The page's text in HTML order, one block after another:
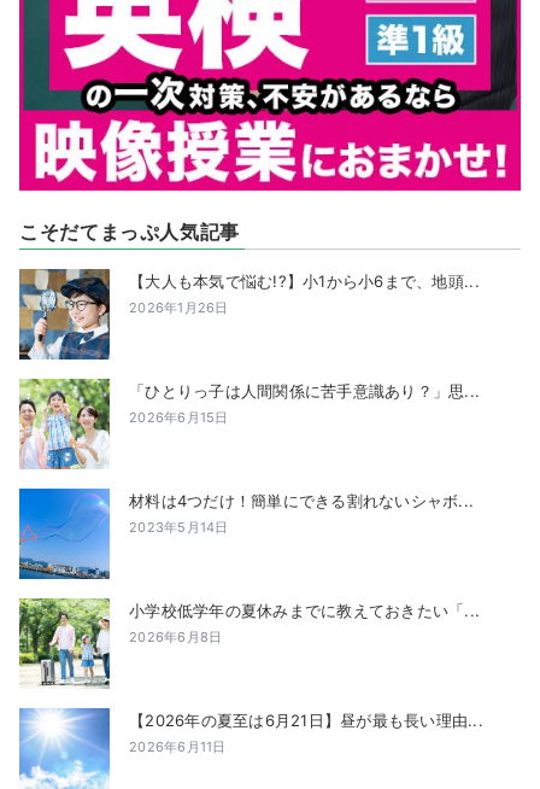
こそだてまっぷ人気記事
【大人も本気で悩む!?】小1から小6まで、地頭...
2026年1月26日
「ひとりっ子は人間関係に苦手意識あり？」思...
2026年6月15日
材料は4つだけ！簡単にできる割れないシャボ...
2023年5月14日
小学校低学年の夏休みまでに教えておきたい「...
2026年6月8日
【2026年の夏至は6月21日】昼が最も長い理由...
2026年6月11日